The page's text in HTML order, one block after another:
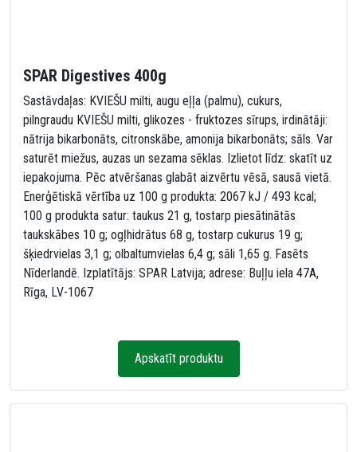
SPAR Digestives 400g
Sastāvdaļas: KVIEŠU milti, augu eļļa (palmu), cukurs,
pilngraudu KVIEŠU milti, glikozes - fruktozes sīrups, irdinātāji:
nātrija bikarbonāts, citronskābe, amonija bikarbonāts; sāls. Var
saturēt miežus, auzas un sezama sēklas. Izlietot līdz: skatīt uz
iepakojuma. Pēc atvēršanas glabāt aizvērtu vēsā, sausā vietā.
Enerģētiskā vērtība uz 100 g produkta: 2067 kJ / 493 kcal;
100 g produkta satur: taukus 21 g, tostarp piesātinātās
taukskābes 10 g; ogļhidrātus 68 g, tostarp cukurus 19 g;
šķiedrvielas 3,1 g; olbaltumvielas 6,4 g; sāli 1,65 g. Fasēts
Nīderlandē. Izplatītājs: SPAR Latvija; adrese: Buļļu iela 47A,
Rīga, LV-1067
Apskatīt produktu